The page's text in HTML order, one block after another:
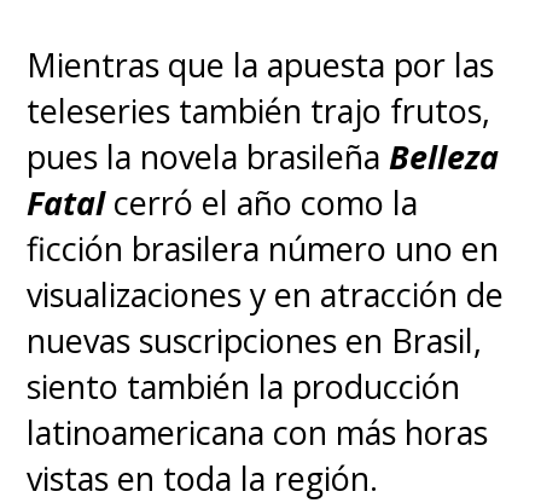
Mientras que la apuesta por las
teleseries también trajo frutos,
pues la novela brasileñaBelleza
Fatal cerró el año como la
ficción brasilera número uno en
visualizaciones y en atracción de
nuevas suscripciones en Brasil,
siento también la producción
latinoamericana con más horas
vistas en toda la región.